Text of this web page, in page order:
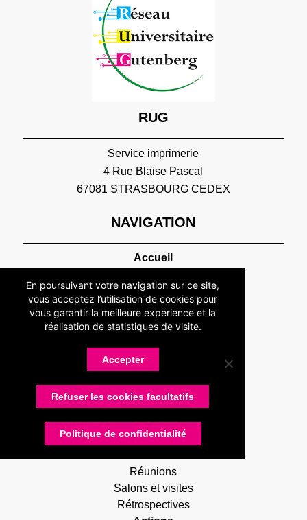
RUG
Service imprimerie
4 Rue Blaise Pascal
67081 STRASBOURG CEDEX
NAVIGATION
Accueil
Présentation
Devenir adhérent
Statuts
Partenaires
Nos partenaires
Connexion
Contactez-nous
Actualités
Réunions
Salons et visites
Rétrospectives
En poursuivant votre navigation sur ce site,
vous acceptez l’utilisation de cookies pour
vous garantir la meilleure expérience et la
réalisation de statistiques de visite.
Accepter
Refuser les cookies facultatifs
Politique de confidentialité